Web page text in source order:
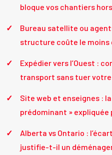
bloque vos chantiers
Bureau satellite ou
structure coûte le moins
Expédier vers l’Ouest :
transport sans tuer votre
Site web et enseignes :
prédominant » expliquée
Alberta vs Ontario :
justifie-t-il un